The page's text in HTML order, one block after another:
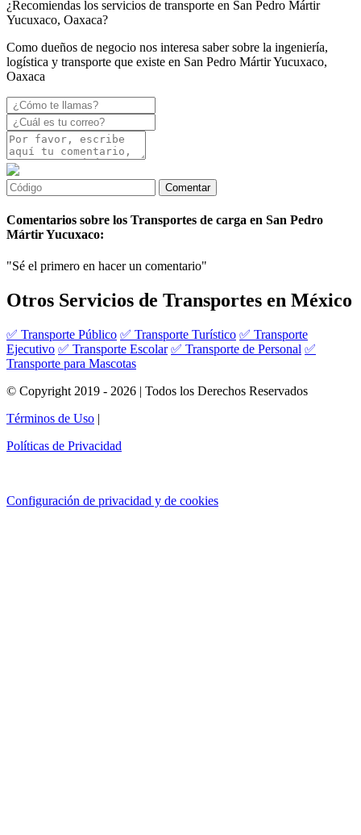
¿Recomiendas los servicios de transporte en San Pedro Mártir
Yucuxaco, Oaxaca?
Como dueños de negocio nos interesa saber sobre la ingeniería,
logística y transporte que existe en San Pedro Mártir Yucuxaco,
Oaxaca
Comentarios sobre los Transportes de carga en San Pedro
Mártir Yucuxaco:
"Sé el primero en hacer un comentario"
Otros Servicios de Transportes en México
✅ Transporte Público ✅ Transporte Turístico ✅ Transporte
Ejecutivo ✅ Transporte Escolar ✅ Transporte de Personal ✅
Transporte para Mascotas
© Copyright 2019 - 2026 | Todos los Derechos Reservados
Términos de Uso |
Políticas de Privacidad
Configuración de privacidad y de cookies